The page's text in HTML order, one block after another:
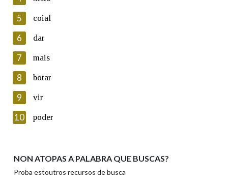
Lin e acepto as condicións da política de
Introduce o código que aparece na imaxe:
Texto de verificación
Enviar
5 coial
6 dar
7 mais
8 botar
9 vir
10 poder
NON ATOPAS A PALABRA QUE BUSCAS?
Proba estoutros recursos de busca